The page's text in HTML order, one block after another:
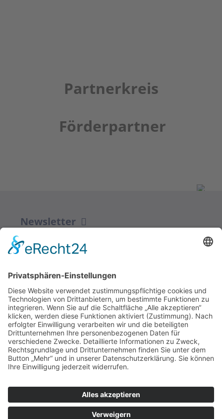
Partnerkreis
Förderpartner
Newsletter
ZUR ANMELDUNG
Redaktion bbkult.net
Centrum Bavaria Bohemia (CeBB)
Dr. Veronika Hofinger
Freyung 1, 92539 Schönsee
Tel.:+49 (0)9674 / 92 48 78
veronika.hofinger@cebb.de